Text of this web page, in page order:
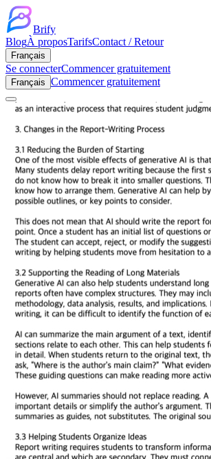
Brify
BlogÀ proposTarifsContact / Retour
Français
Se connecterCommencer gratuitement
Français Commencer gratuitement